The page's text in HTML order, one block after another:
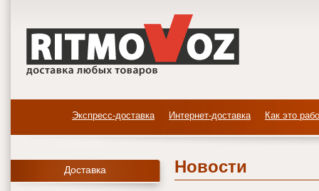
Экспресс-доставка Интернет-доставка Как это
Доставка Новости